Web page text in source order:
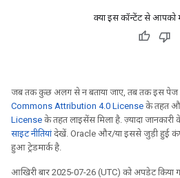
क्या इस कॉन्टेंट से आपको
जब तक कुछ अलग से न बताया जाए, तब तक इस पेज
Commons Attribution 4.0 License के तहत
License के तहत लाइसेंस मिला है. ज़्यादा जानकारी
साइट नीतियांदेखें. Oracle और/या इससे जुड़ी हुई
हुआ ट्रेडमार्क है.
आखिरी बार 2025-07-26 (UTC) को अपडेट किया